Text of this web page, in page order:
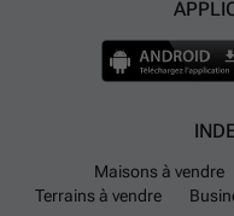
Maisons à vendre
Terrains à vendre